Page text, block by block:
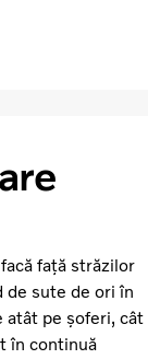
față străzilor
sute de ori în
atât pe șoferi, cât
în continuă